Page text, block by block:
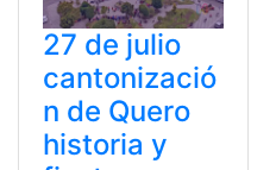
27 de julio
cantonizació
n de Quero
historia y